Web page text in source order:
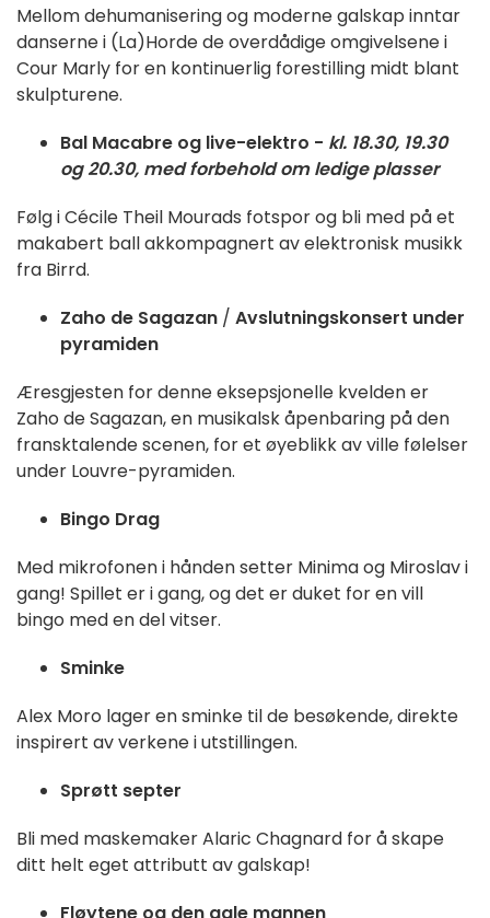
Mellom dehumanisering og moderne galskap inntar
danserne i (La)Horde de overdådige omgivelsene i
Cour Marly for en kontinuerlig forestilling midt blant
skulpturene.
Bal Macabre og live-elektro - kl. 18.30, 19.30
og 20.30, med forbehold om ledige plasser
Følg i Cécile Theil Mourads fotspor og bli med på et
makabert ball akkompagnert av elektronisk musikk
fra Birrd.
Zaho de Sagazan / Avslutningskonsert under
pyramiden
Æresgjesten for denne eksepsjonelle kvelden er
Zaho de Sagazan, en musikalsk åpenbaring på den
fransktalende scenen, for et øyeblikk av ville følelser
under Louvre-pyramiden.
Bingo Drag
Med mikrofonen i hånden setter Minima og Miroslav i
gang! Spillet er i gang, og det er duket for en vill
bingo med en del vitser.
Sminke
Alex Moro lager en sminke til de besøkende, direkte
inspirert av verkene i utstillingen.
Sprøtt septer
Bli med maskemaker Alaric Chagnard for å skape
ditt helt eget attributt av galskap!